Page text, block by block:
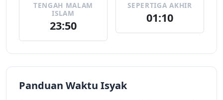
TENGAH MALAM
ISLAM
23:50
SEPERTIGA AKHIR
01:10
Panduan Waktu Isyak